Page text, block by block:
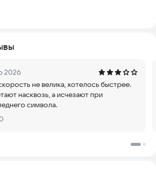
спортивное мероприятие,
соревнование или самовыражение и
просто добавьте эмоции, чтобы ваш
и выделялся из толпы!
языков для ввода в поле (не только
анимацию
2026
не велика, хотелось быстрее.
насквозь, а исчезают при
символа.